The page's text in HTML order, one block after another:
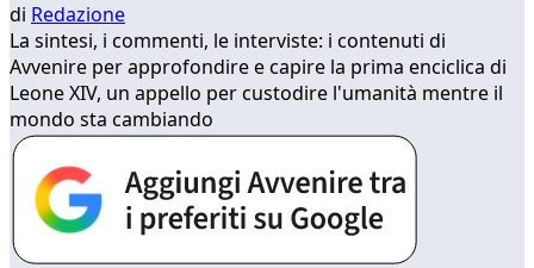
di Redazione
La sintesi, i commenti, le interviste: i contenuti di
Avvenire per approfondire e capire la prima enciclica di
Leone XIV, un appello per custodire l'umanità mentre il
mondo sta cambiando